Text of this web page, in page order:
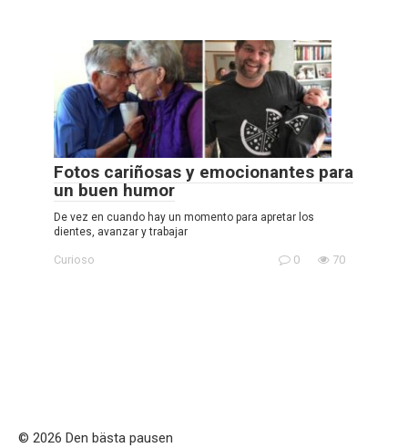
Fotos cariñosas y emocionantes para
un buen humor
De vez en cuando hay un momento para apretar los
dientes, avanzar y trabajar
Curioso 0 70
© 2026 Den bästa pausen